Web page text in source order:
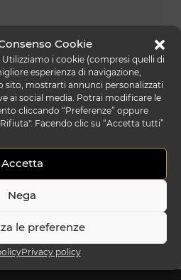
Cookie
Utilizziamo i cookie (compresi quelli di
esperienza di navigazione,
sito, mostrarti annunci personalizzati
ai social media. Potrai modificare le
cliccando “Preferenze” oppure
Facendo clic su “Accetta tutti”
Accetta
Nega
le preferenze
Privacy policy